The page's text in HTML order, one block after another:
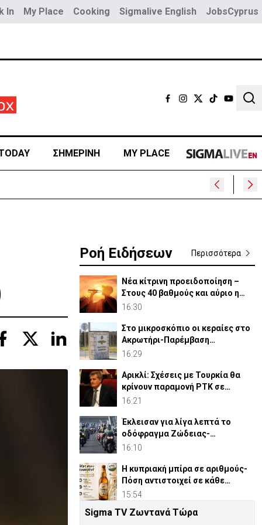
In My Place Cooking Sigmalive English JobsCyprus
ΣΗΜΕΡΙΝΗ MY PLACE
Ροή Ειδήσεων Περισσότερα
Νέα κίτρινη προειδοποίηση –
Στους 40 βαθμούς και αύριο η
θερμοκρασία
16:30
Στο μικροσκόπιο οι κεραίες στο
Ακρωτήρι-Παρέμβαση
περιβαλλοντικών οργανώσεων
16:29
Αρικλί: Σχέσεις με Τουρκία θα
κρίνουν παραμονή ΡΤΚ σε
ενδεχόμενη «κυβέρνηση»
16:21
Έκλεισαν για λίγα λεπτά το
οδόφραγμα Ζώδειας-
Αστρομερίτη οι μοτοσικλετιστές
16:10
Η κυπριακή μπίρα σε αριθμούς-
Πόση αντιστοιχεί σε κάθε
κάτοικο
15:54
Ισότητα: «Κρατούμενοι
Sigma TV Ζωντανά Τώρα